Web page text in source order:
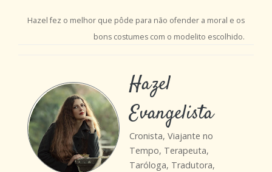
Hazel fez o melhor que pôde para não ofender a moral e os
bons costumes com o modelito escolhido.
Hazel
Evangelista
Cronista, Viajante no
Tempo, Terapeuta,
Taróloga, Tradutora,